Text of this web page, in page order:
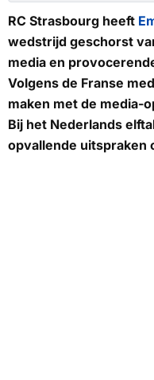
RC Strasbourg heeft
wedstrijd geschorst
media en
Volgens de Franse
maken met de media-
Bij het Nederlands
opvallende uitspraken